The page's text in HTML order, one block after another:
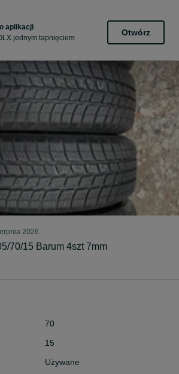
aplikacji
jednym tapnięciem
Otwórz
2026
70/15 Barum 4szt 7mm
70
15
Używane